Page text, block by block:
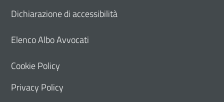
Dichiarazione di accessibilità
Elenco Albo Avvocati
Cookie Policy
Privacy Policy